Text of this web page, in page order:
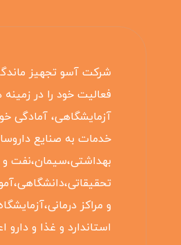
شرکت آسو تجهیز
فعالیت خود را در
آزمایشگاهی، آمادگی
خدمات به صنایع
بهداشتی،سیمان،نفت و
و مراکز
استاندارد و غذا و دارو